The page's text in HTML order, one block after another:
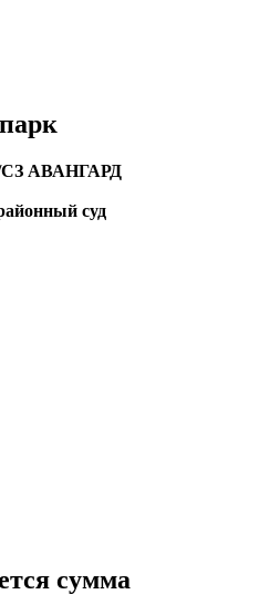
АВАНГАРД
суд
сумма